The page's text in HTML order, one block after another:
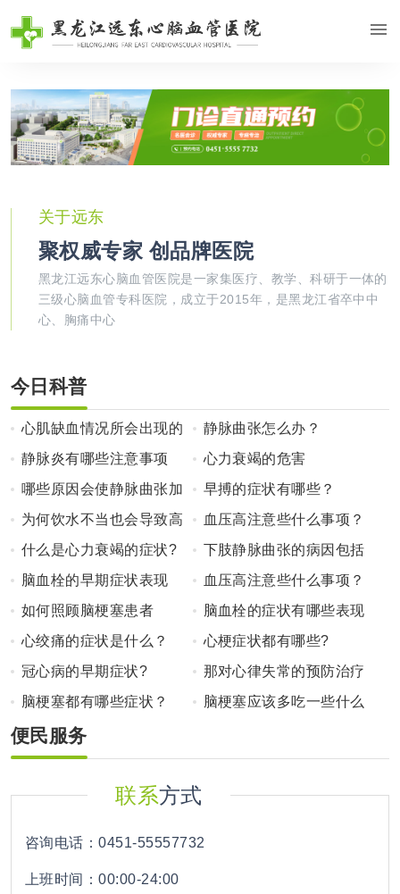
关于远东
聚权威专家 创品牌医院
黑龙江远东心脑血管医院是一家集医疗、教学、科研于一体的
三级心脑血管专科医院，成立于2015年，是黑龙江省卒中中
心、胸痛中心
今日科普
心肌缺血情况所会出现的
常见症状?
静脉曲张怎么办？
静脉炎有哪些注意事项
心力衰竭的危害
哪些原因会使静脉曲张加
重?
早搏的症状有哪些？
为何饮水不当也会导致高
血压高注意些什么事项？
什么是心力衰竭的症状?
下肢静脉曲张的病因包括
脑血栓的早期症状表现
血压高注意些什么事项？
如何照顾脑梗塞患者
脑血栓的症状有哪些表现
心绞痛的症状是什么？
心梗症状都有哪些?
冠心病的早期症状?
那对心律失常的预防治疗
又是如何呢？
脑梗塞都有哪些症状？
脑梗塞应该多吃一些什么
便民服务
联系方式
咨询电话：0451-55557732
上班时间：00:00-24:00